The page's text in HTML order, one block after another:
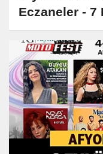
Eczaneler - 7